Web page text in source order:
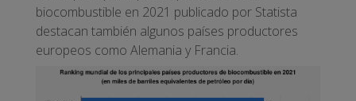
biocombustible en 2021 publicado por Statista
destacan también algunos países productores
europeos como Alemania y Francia.